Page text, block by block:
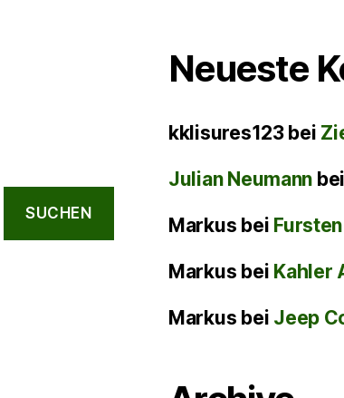
Neueste
kklisures123bei
Julian Neumann
Markus bei
Markus bei Kahler
Markus bei Jeep